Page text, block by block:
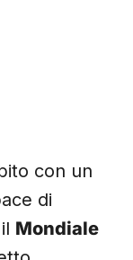
con un
di
Mondiale